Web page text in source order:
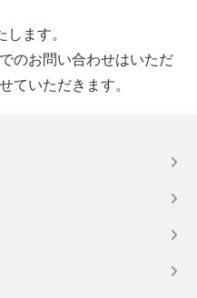
ます。
のお問い合わせはいただ
ていただきます。